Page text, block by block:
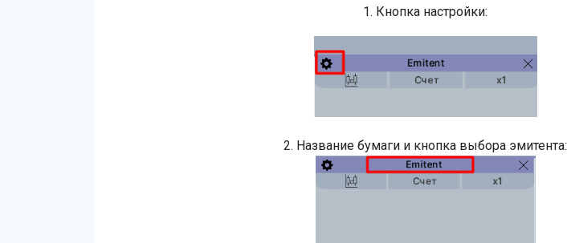
1. Кнопка настройки:
2. Название бумаги и кнопка выбора эмитента: